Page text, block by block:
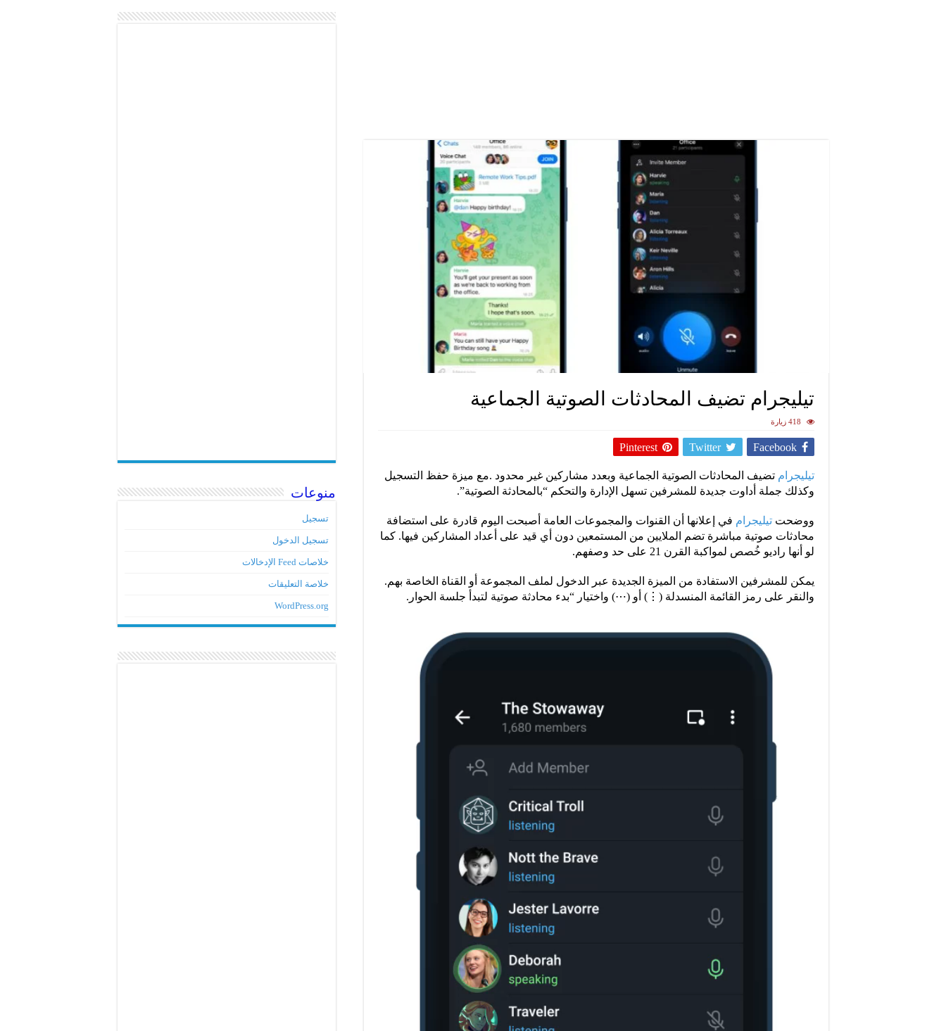
تيليجرام تضيف المحادثات الصوتية الجماعية
418 زيارة
Facebook
Twitter
Pinterest
تيليجرام تضيف المحادثات الصوتية الجماعية وبعدد مشاركين غير محدود .مع ميزة حفظ التسجيل
وكذلك جملة أداوت جديدة للمشرفين تسهل الإدارة والتحكم “بالمحادثة الصوتية”.
ووضحت تيليجرام في إعلانها أن القنوات والمجموعات العامة أصبحت اليوم قادرة على استضافة
محادثات صوتية مباشرة تضم الملايين من المستمعين دون أي قيد على أعداد المشاركين فيها. كما
لو أنها راديو خُصص لمواكبة القرن 21 على حد وصفهم.
يمكن للمشرفين الاستفادة من الميزة الجديدة عبر الدخول لملف المجموعة أو القناة الخاصة بهم.
والنقر على رمز القائمة المنسدلة (⋮) أو (⋯) واختيار “بدء محادثة صوتية لتبدأ جلسة الحوار.
منوعات
تسجيل
تسجيل الدخول
خلاصات Feed الإدخالات
خلاصة التعليقات
WordPress.org